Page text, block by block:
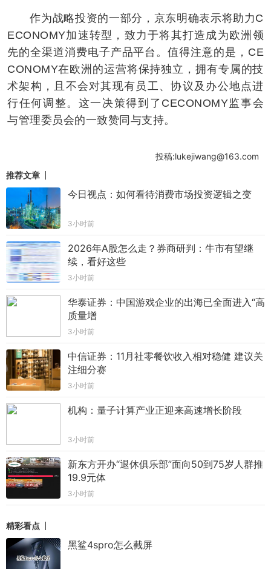
作为战略投资的一部分，京东明确表示将助力C
ECONOMY加速转型，致力于将其打造成为欧洲领
先的全渠道消费电子产品平台。值得注意的是，CE
CONOMY在欧洲的运营将保持独立，拥有专属的技
术架构，且不会对其现有员工、协议及办公地点进
行任何调整。这一决策得到了CECONOMY监事会
与管理委员会的一致赞同与支持。
投稿:lukejiwang@163.com
推荐文章
今日视点：如何看待消费市场投资逻辑之变
3小时前
2026年A股怎么走？券商研判：牛市有望继
续，看好这些
3小时前
华泰证券：中国游戏企业的出海已全面进入“高
质量增
3小时前
中信证券：11月社零餐饮收入相对稳健 建议关
注细分赛
3小时前
机构：量子计算产业正迎来高速增长阶段
3小时前
新东方开办“退休俱乐部”面向50到75岁人群推
19.9元体
3小时前
精彩看点
黑鲨4spro怎么截屏